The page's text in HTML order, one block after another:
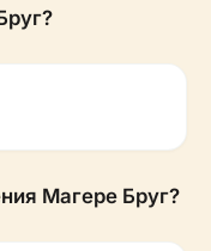
Магере Бруг?